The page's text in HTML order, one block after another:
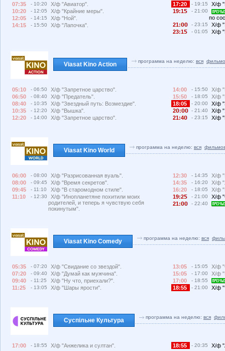
07:35 - 10:20
Х/ф "Авиатор".
10:20
- 12:05
Х/ф "Крайние меры".
12:05
- 14:15
Х/ф "Ной".
14:15
- 15:50 Х/ф "Лапочка".
17:20 - 19:15
Х/ф
19:1
- 21:00
по
21:
- 23:15
Х/ф
23:1
- 01:05 Х/ф
Viasat Kino Action программа на неделю: вся
05:10 - 06:50
Х/ф "Запретное царство".
06:50
- 08:40
Х/ф "Предатель".
08:40
- 10:35
Х/ф "Звездный путь: Возмездие".
10:35
- 12:20
Х/ф "Вышка".
12:20
- 14:00 Х/ф "Запретное царство".
14:00 - 15:50
Х/ф
15:50
- 18:05
Х/ф
18:05
- 20:00
Х/ф
2
: - 21:40
Х/ф
21:4
- 23:15 Х/ф
Viasat Kino World программа на неделю: вся
06:00 - 08:00
Х/ф "Разрисованная вуаль".
08:00
- 09:45
Х/ф "Время секретов".
09:45
- 11:10
Х/ф "В старомодном стиле".
11:10
- 12:30
Х/ф "Инопланетяне похитили моих
родителей, и теперь я чувствую себя
покинутым".
12:30 - 14:35
Х/ф
14:35
- 16:20
Х/ф
16:20
- 18:05
Х/ф
19:2
- 21:00
Х/ф
21:
- 22:40
Viasat Kino Comedy программа на неделю: вся
05:35 - 07:20
Х/ф "Свидание со звездой".
07:20
- 09:40
Х/ф "Думай как мужчина".
09:40
- 11:25
Х/ф "Ну что, приехали?".
11:25
- 13:05 Х/ф "Шары ярости".
13:05 - 15:05
Х/ф
15:05
- 17:00
Х/ф
17:00
- 18:55
18:55 - 21:00 Х/ф
Суспільне Культура программа на неделю: вся
17:00 - 18:55 Х/ф "Анжелика и султан". 18:55 - 20:35 Х/ф